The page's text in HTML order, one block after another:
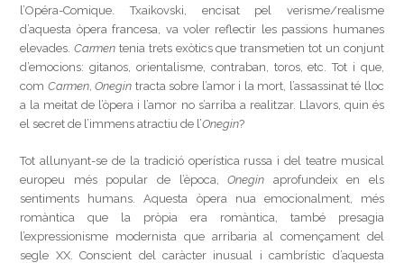
l’Opéra-Comique. Txaikovski, encisat pel verisme/realisme
d’aquesta òpera francesa, va voler reflectir les passions humanes
elevades.Carmen tenia trets exòtics que transmetien tot un conjunt
d’emocions: gitanos, orientalisme, contraban, toros, etc. Tot i que,
com Carmen,Onegin tracta sobre l’amor i la mort, l’assassinat té lloc
a la meitat de l’òpera i l’amor no s’arriba a realitzar. Llavors, quin és
el secret de l’immens atractiu de l’Onegin?
Tot allunyant-se de la tradició operística russa i del teatre musical
europeu més popular de l’època,Onegin aprofundeix en els
sentiments humans. Aquesta òpera nua emocionalment, més
romàntica que la pròpia era romàntica, també presagia
l’expressionisme modernista que arribaria al començament del
segle XX. Conscient del caràcter inusual i cambrístic d’aquesta